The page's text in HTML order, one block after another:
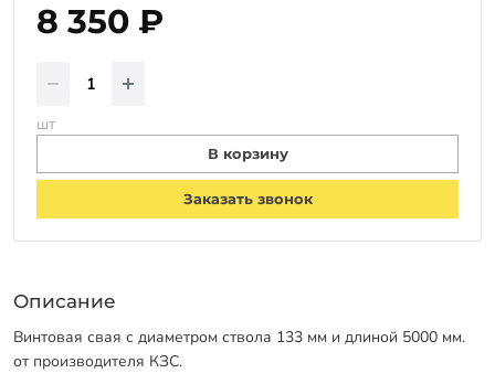
8 350 ₽
шт
В корзину
Заказать звонок
Описание
Винтовая свая с диаметром ствола 133 мм и длиной 5000 мм.
от производителя КЗС.